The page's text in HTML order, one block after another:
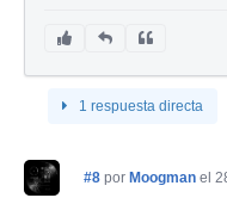
1 respuesta directa
#8 por Moogman el